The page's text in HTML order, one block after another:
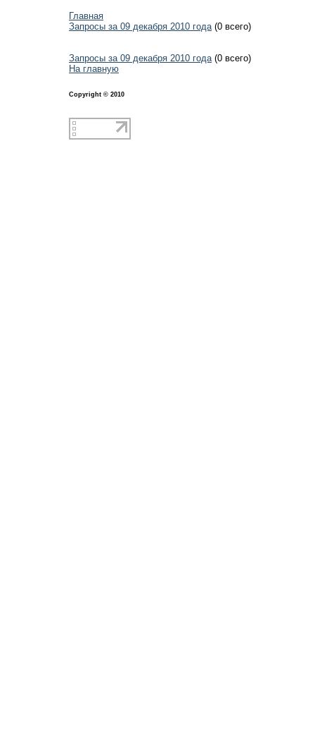
Главная
Запросы за 09 декабря 2010 года(0 всего)
Запросы за 09 декабря 2010 года(0 всего)
На главную
Copyright © 2010